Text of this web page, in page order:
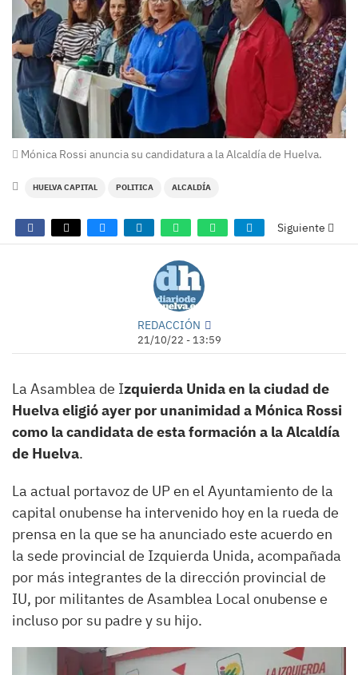
Mónica Rossi anuncia su candidatura a la Alcaldía de Huelva.
HUELVA CAPITAL POLITICA ALCALDÍA
Siguiente
REDACCIÓN
21/10/22 - 13:59
La Asamblea de Izquierda Unida en la ciudad de
Huelva eligió ayer por unanimidad a Mónica Rossi
como la candidata de esta formación a la Alcaldía
de Huelva.
La actual portavoz de UP en el Ayuntamiento de la
capital onubense ha intervenido hoy en la rueda de
prensa en la que se ha anunciado este acuerdo en
la sede provincial de Izquierda Unida, acompañada
por más integrantes de la dirección provincial de
IU, por militantes de Asamblea Local onubense e
incluso por su padre y su hijo.